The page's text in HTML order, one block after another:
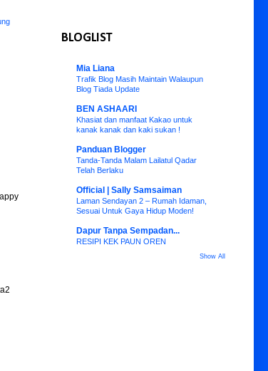
BLOGLIST
Mia Liana
Trafik Blog Masih Maintain Walaupun
Blog Tiada Update
BEN ASHAARI
Khasiat dan manfaat Kakao untuk
kanak kanak dan kaki sukan !
Panduan Blogger
Tanda-Tanda Malam Lailatul Qadar
Telah Berlaku
Official | Sally Samsaiman
Laman Sendayan 2 – Rumah Idaman,
Sesuai Untuk Gaya Hidup Moden!
Dapur Tanpa Sempadan...
RESIPI KEK PAUN OREN
Show All